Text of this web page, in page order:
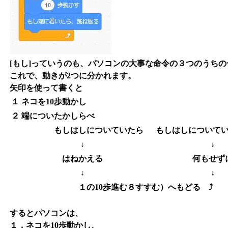
[もし]っていうのも、パソコンの大事な命令の３つのうちの
これで、動きが2つに分かれます。
矢印を使って書くと
１ ネコを10歩動かし
２ 端についたかしらべ
もしはしについていたら
もしはしについて
↓
↓
はねかえる
何もせず
↓
↓
１の10歩進む８すすむ）へもどる ⤴
するとパソコンは、
１，ネコを10歩動かし、